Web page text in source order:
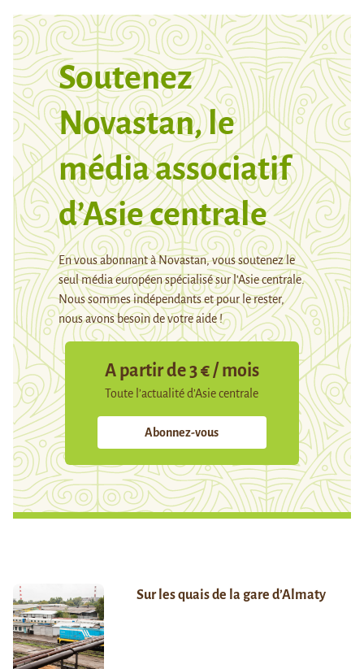
Soutenez
Novastan, le
média associatif
d’Asie centrale
En vous abonnant à Novastan, vous soutenez le
seul média européen spécialisé sur l’Asie centrale.
Nous sommes indépendants et pour le rester,
nous avons besoin de votre aide !
A partir de 3 € / mois
Toute l’actualité d’Asie centrale
Abonnez-vous
Sur les quais de la gare d’Almaty